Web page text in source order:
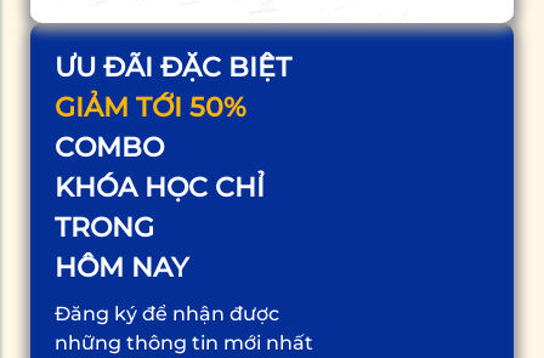
ƯU ĐÃI ĐẶC BIỆT
GIẢM TỚI 50%
COMBO
KHÓA HỌC CHỈ
TRONG
HÔM NAY
Đăng ký để nhận được
những thông tin mới nhất